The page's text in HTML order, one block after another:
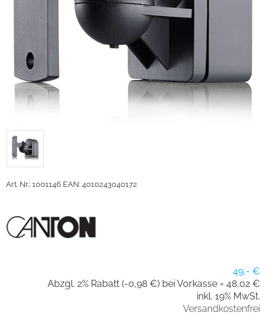
Art. Nr.: 1001146 EAN: 4010243040172
49,- €
Abzgl. 2% Rabatt (-0,98 €) bei Vorkasse = 48,02 €
inkl. 19% MwSt.
Versandkostenfrei